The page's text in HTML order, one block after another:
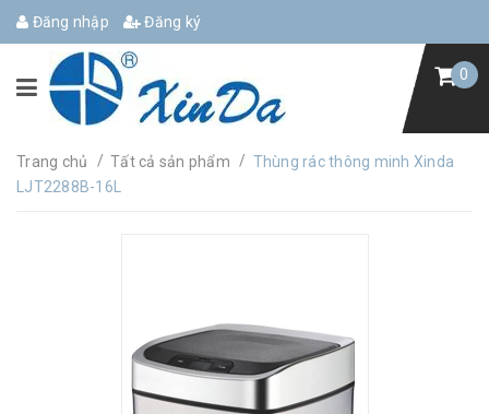
Đăng nhập Đăng ký
0
Trang chủ / Tất cả sản phẩm / Thùng rác thông minh Xinda
LJT2288B-16L